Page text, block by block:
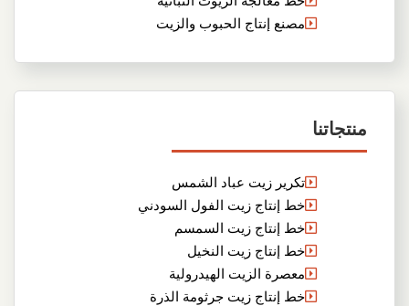
مصنع إنتاج الحبوب والزيت
منتجاتنا
تكرير زيت عباد الشمس
خط إنتاج زيت الفول السودني
خط إنتاج زيت السمسم
خط إنتاج زيت النخيل
معصرة الزيت الهيدرولية
خط إنتاج زيت جرثومة الذرة